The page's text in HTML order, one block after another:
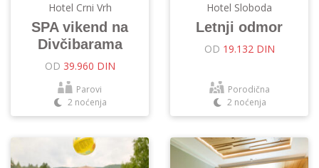
Hotel Crni Vrh
SPA vikend na
Divčibarama
OD 39.960 DIN
Parovi
2 noćenja
Hotel Sloboda
Letnji odmor
OD 19.132 DIN
Porodična
2 noćenja